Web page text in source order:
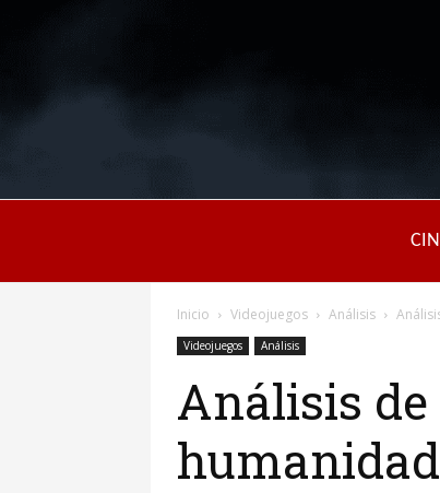
Inicio Videojuegos Análisis
Videojuegos Análisis
Análisis
humanidad